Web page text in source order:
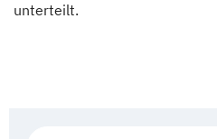
unterteilt.